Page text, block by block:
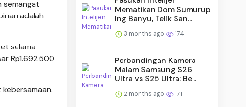
semangat
adalah
selama
Rp1.692.500
Mematikan Dom Sumurup
Ing Banyu, Telik San...
3 months ago 174
Perbandingan Kamera
Malam Samsung S26
Ultra vs S25 Ultra: Be...
2 months ago 171